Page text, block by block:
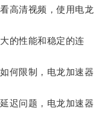
高清视频，使用电龙
的性能和稳定的连
何限制，电龙加速器
迟问题，电龙加速器